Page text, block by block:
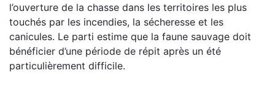
l’ouverture de la chasse dans les territoires les plus
touchés par les incendies, la sécheresse et les
canicules. Le parti estime que la faune sauvage doit
bénéficier d’une période de répit après un été
particulièrement difficile.